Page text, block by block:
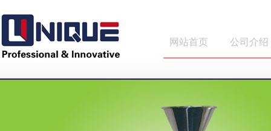
网站首页 公司介绍